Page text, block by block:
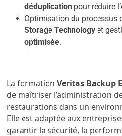
déduplication pour réduire
Optimisation du processus
Storage Technology et
optimisée.
La formationVeritas Backup
de maîtriser l’administration
restaurations dans un
Elle est adaptée aux
garantir la sécurité, la